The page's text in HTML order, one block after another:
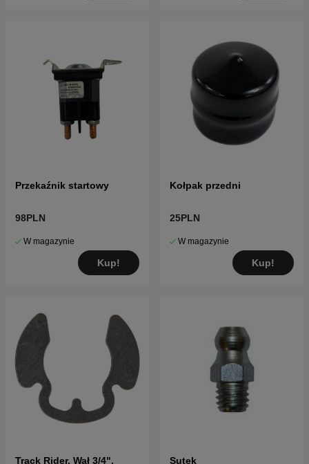
Przekaźnik startowy
98PLN
W magazynie
Kup!
Kołpak przedni
25PLN
W magazynie
Kup!
Track Rider, Wał 3/4".
Sutek